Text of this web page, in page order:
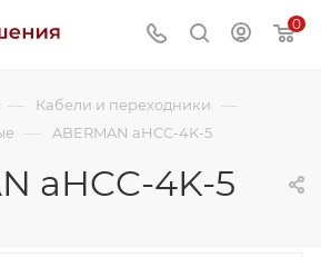
0
— Кабели и переходники —
— ABERMAN aHCC-4K-5
aHCC-4K-5